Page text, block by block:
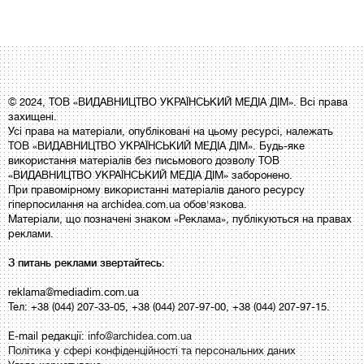
© 2024, ТОВ «ВИДАВНИЦТВО УКРАЇНСЬКИЙ МЕДІА ДІМ». Всі права
захищені.
Усі права на матеріали, опубліковані на цьому ресурсі, належать
ТОВ «ВИДАВНИЦТВО УКРАЇНСЬКИЙ МЕДІА ДІМ». Будь-яке
використання матеріалів без письмового дозволу ТОВ
«ВИДАВНИЦТВО УКРАЇНСЬКИЙ МЕДІА ДІМ» заборонено.
При правомірному використанні матеріалів даного ресурсу
гіперпосилання на archidea.com.ua обов'язкова.
Матеріали, що позначені знаком «Реклама», публікуються на правах
реклами.
З питань реклами звертайтесь:
reklama@mediadim.com.ua
Тел: +38 (044) 207-33-05, +38 (044) 207-97-00, +38 (044) 207-97-15.
E-mail редакції:info@archidea.com.ua
Політика у сфері конфіденційності та персональних даних